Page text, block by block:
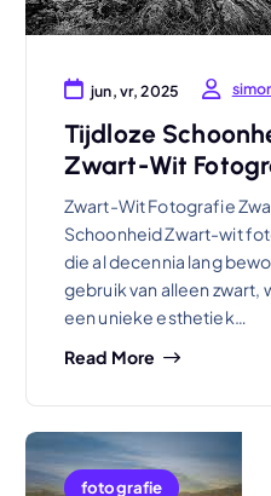
jun, vr, 2025
Tijdloze
Zwart-Wit
Zwart-Wit Fotografie
Schoonheid Zwart-wit
die al decennia lang
gebruik van alleen zwart,
een unieke esthetiek…
Read More
fotografie